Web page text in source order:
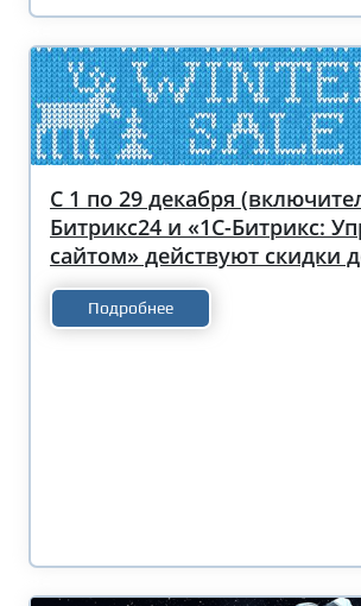
С 1 по 29 декабря
Битрикс24 и «1С-Битрикс:
сайтом» действуют скидки
Подробнее